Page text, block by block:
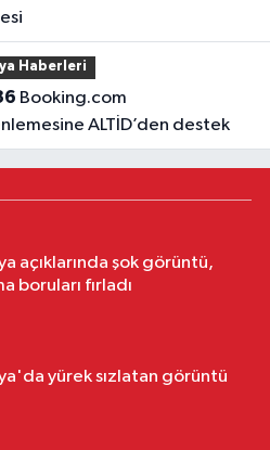
Haberleri
ALTİD’den destek
açıklarında şok görüntü,
boruları fırladı
yürek sızlatan görüntü